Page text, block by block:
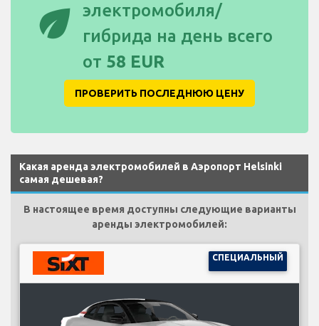
eco
электромобиля/
гибрида на день всего
от 58 EUR
ПРОВЕРИТЬ ПОСЛЕДНЮЮ ЦЕНУ
Какая аренда электромобилей в Аэропорт Helsinki
самая дешевая?
В настоящее время доступны следующие варианты
аренды электромобилей:
СПЕЦИАЛЬНЫЙ